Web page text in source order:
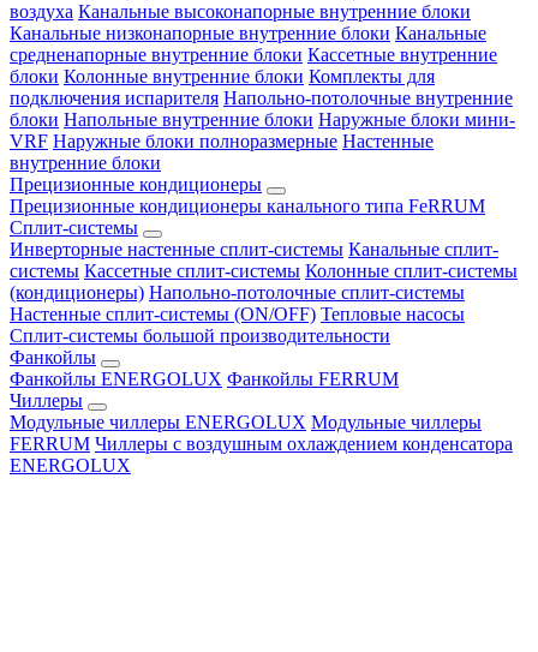
воздуха Канальные высоконапорные внутренние блоки
Канальные низконапорные внутренние блоки Канальные
средненапорные внутренние блоки Кассетные внутренние
блоки Колонные внутренние блоки Комплекты для
подключения испарителя Напольно-потолочные внутренние
блоки Напольные внутренние блоки Наружные блоки мини-
VRF Наружные блоки полноразмерные Настенные
внутренние блоки
Прецизионные кондиционеры
Прецизионные кондиционеры канального типа FeRRUM
Сплит-системы
Инверторные настенные сплит-системы Канальные сплит-
системы Кассетные сплит-системы Колонные сплит-системы
(кондиционеры) Напольно-потолочные сплит-системы
Настенные сплит-системы (ON/OFF) Тепловые насосы
Сплит-системы большой производительности
Фанкойлы
Фанкойлы ENERGOLUX Фанкойлы FERRUM
Чиллеры
Модульные чиллеры ENERGOLUX Модульные чиллеры
FERRUM Чиллеры с воздушным охлаждением конденсатора
ENERGOLUX